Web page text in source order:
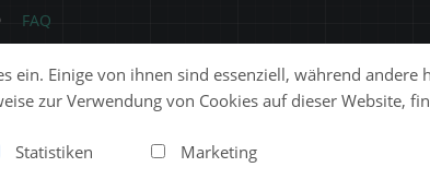
FAQ
ein. Einige von ihnen sind essenziell, während
zur Verwendung von Cookies auf dieser Website,
Statistiken Marketing